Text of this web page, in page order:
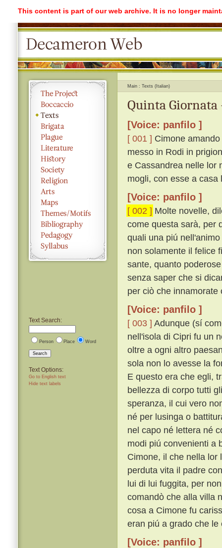
This content is part of our web archive. It is no longer
Text Search:
Person Place Word
Search
Text Options:
Go to English text
Hide text labels
Main Texts (Italian)
Quinta
[Voice: panfilo ]
[ 001 ] Cimone
messo in Rodi in
e Cassandrea nelle lor
mogli, con esse a casa
[Voice: panfilo ]
[ 002 ] Molte novelle,
come questa sarà, per
quali una piú
non solamente il felice
sante, quanto
senza saper che si
per ciò che
[Voice: panfilo ]
[ 003 ] Adunque (sí
nell'isola di Cipri fu un
oltre a ogni altro
sola non lo avesse la
E questo era che egli,
bellezza di corpo tutti
speranza, il cui vero
né per lusinga o
nel capo né lettera né
modi piú convenienti a
Cimone, il che nella
perduta vita il padre
lui di lui fuggita, per
comandò che alla villa
cosa a Cimone fu
eran piú a grado che le
[Voice: panfilo ]